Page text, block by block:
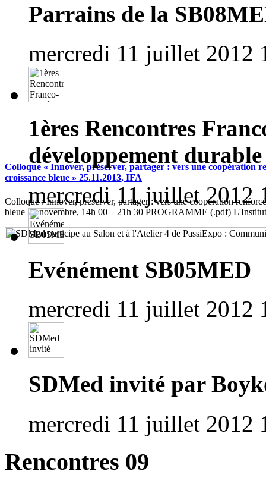
Colloque « Innover, préserver, partager : vers une coopération
croissance bleue » 25.11.2013, IFA
Colloque : Innover, préserver, partager : vers une coopération
bleue 25 novembre, 14h 00 – 21h 30 PROGRAMME (.pdf)
Parrains de la
mercredi 11 juillet 2012
1ères Rencontres
développement durable
mercredi 11 juillet 2012
Evénément SB05MED
mercredi 11 juillet 2012
SDMed invité par
mercredi 11 juillet 2012
Rencontres 09